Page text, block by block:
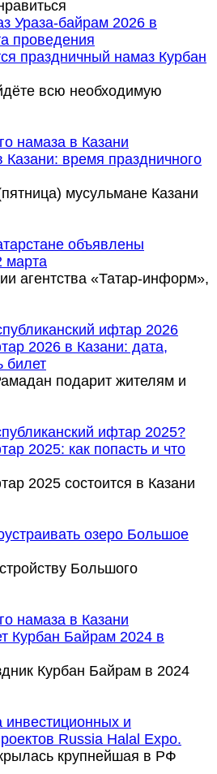
праздничный намаз Курбан
всю необходимую
Казани: время праздничного
мусульмане Казани
объявлены
марта
агентства «Татар‑информ»,
2026 в Казани: дата,
билет
подарит жителям и
2025: как попасть и что
2025 состоится в Казани
озеро Большое
Большого
Курбан Байрам 2024 в
Курбан Байрам в 2024
инвестиционных и
Russia Halal Expo.
крупнейшая в РФ